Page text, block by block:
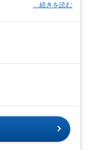
…続きを読む